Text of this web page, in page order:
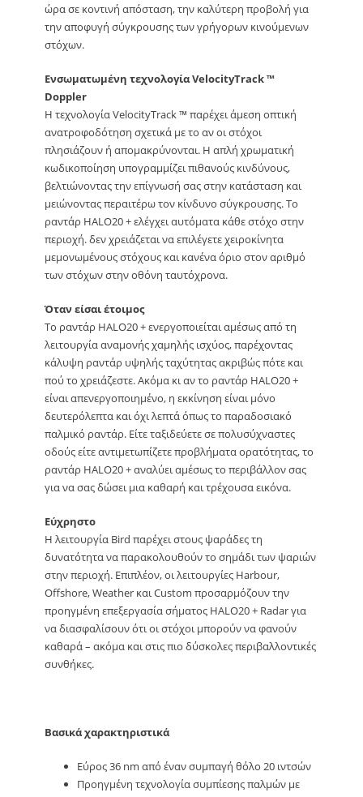
ώρα σε κοντινή απόσταση, την καλύτερη προβολή για
την αποφυγή σύγκρουσης των γρήγορων κινούμενων
στόχων.
Ενσωματωμένη τεχνολογία VelocityTrack ™
Doppler
Η τεχνολογία VelocityTrack ™ παρέχει άμεση οπτική
ανατροφοδότηση σχετικά με το αν οι στόχοι
πλησιάζουν ή απομακρύνονται. Η απλή χρωματική
κωδικοποίηση υπογραμμίζει πιθανούς κινδύνους,
βελτιώνοντας την επίγνωσή σας στην κατάσταση και
μειώνοντας περαιτέρω τον κίνδυνο σύγκρουσης. Το
ραντάρ HALO20 + ελέγχει αυτόματα κάθε στόχο στην
περιοχή. δεν χρειάζεται να επιλέγετε χειροκίνητα
μεμονωμένους στόχους και κανένα όριο στον αριθμό
των στόχων στην οθόνη ταυτόχρονα.
Όταν είσαι έτοιμος
Το ραντάρ HALO20 + ενεργοποιείται αμέσως από τη
λειτουργία αναμονής χαμηλής ισχύος, παρέχοντας
κάλυψη ραντάρ υψηλής ταχύτητας ακριβώς πότε και
πού το χρειάζεστε. Ακόμα κι αν το ραντάρ HALO20 +
είναι απενεργοποιημένο, η εκκίνηση είναι μόνο
δευτερόλεπτα και όχι λεπτά όπως το παραδοσιακό
παλμικό ραντάρ. Είτε ταξιδεύετε σε πολυσύχναστες
οδούς είτε αντιμετωπίζετε προβλήματα ορατότητας, το
ραντάρ HALO20 + αναλύει αμέσως το περιβάλλον σας
για να σας δώσει μια καθαρή και τρέχουσα εικόνα.
Εύχρηστο
Η λειτουργία Bird παρέχει στους ψαράδες τη
δυνατότητα να παρακολουθούν το σημάδι των ψαριών
στην περιοχή. Επιπλέον, οι λειτουργίες Harbour,
Offshore, Weather και Custom προσαρμόζουν την
προηγμένη επεξεργασία σήματος HALO20 + Radar για
να διασφαλίσουν ότι οι στόχοι μπορούν να φανούν
καθαρά – ακόμα και στις πιο δύσκολες περιβαλλοντικές
συνθήκες.
Βασικά χαρακτηριστικά
Εύρος 36 nm από έναν συμπαγή θόλο 20 ιντσών
Προηγμένη τεχνολογία συμπίεσης παλμών με